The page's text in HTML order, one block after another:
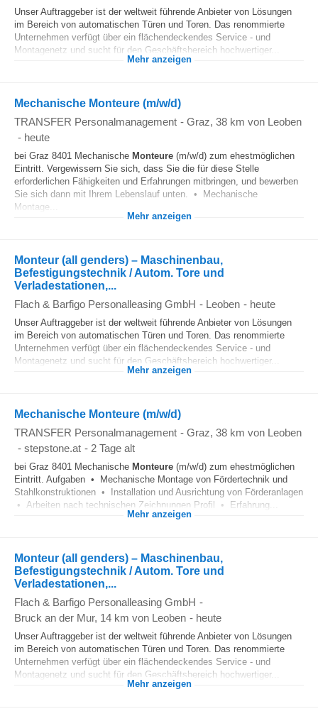
Unser Auftraggeber ist der weltweit führende Anbieter von Lösungen
im Bereich von automatischen Türen und Toren. Das renommierte
Unternehmen verfügt über ein flächendeckendes Service - und
Montagenetz und sucht für den Geschäftsbereich hochwertiger...
Mehr anzeigen
Mechanische Monteure (m/w/d)
TRANSFER Personalmanagement - Graz, 38 km von Leoben
- heute
bei Graz 8401 Mechanische Monteure (m/w/d) zum ehestmöglichen
Eintritt. Vergewissern Sie sich, dass Sie die für diese Stelle
erforderlichen Fähigkeiten und Erfahrungen mitbringen, und bewerben
Sie sich dann mit Ihrem Lebenslauf unten. • Mechanische
Montage...
Mehr anzeigen
Monteur (all genders) – Maschinenbau,
Befestigungstechnik / Autom. Tore und
Verladestationen,...
Flach & Barfigo Personalleasing GmbH - Leoben - heute
Unser Auftraggeber ist der weltweit führende Anbieter von Lösungen
im Bereich von automatischen Türen und Toren. Das renommierte
Unternehmen verfügt über ein flächendeckendes Service - und
Montagenetz und sucht für den Geschäftsbereich hochwertiger...
Mehr anzeigen
Mechanische Monteure (m/w/d)
TRANSFER Personalmanagement - Graz, 38 km von Leoben
- stepstone.at - 2 Tage alt
bei Graz 8401 Mechanische Monteure (m/w/d) zum ehestmöglichen
Eintritt. Aufgaben • Mechanische Montage von Fördertechnik und
Stahlkonstruktionen • Installation und Ausrichtung von Förderanlagen
• Arbeiten nach technischen Zeichnungen Profil • Erfahrung...
Mehr anzeigen
Monteur (all genders) – Maschinenbau,
Befestigungstechnik / Autom. Tore und
Verladestationen,...
Flach & Barfigo Personalleasing GmbH -
Bruck an der Mur, 14 km von Leoben - heute
Unser Auftraggeber ist der weltweit führende Anbieter von Lösungen
im Bereich von automatischen Türen und Toren. Das renommierte
Unternehmen verfügt über ein flächendeckendes Service - und
Montagenetz und sucht für den Geschäftsbereich hochwertiger...
Mehr anzeigen